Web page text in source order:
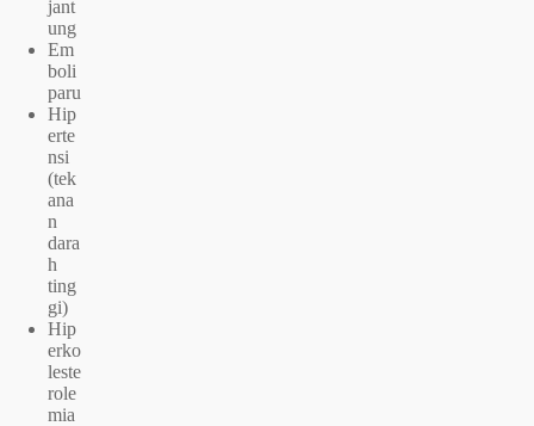
jant
ung
Em
boli
paru
Hip
erte
nsi
(tek
ana
n
dara
h
ting
gi)
Hip
erko
leste
role
mia